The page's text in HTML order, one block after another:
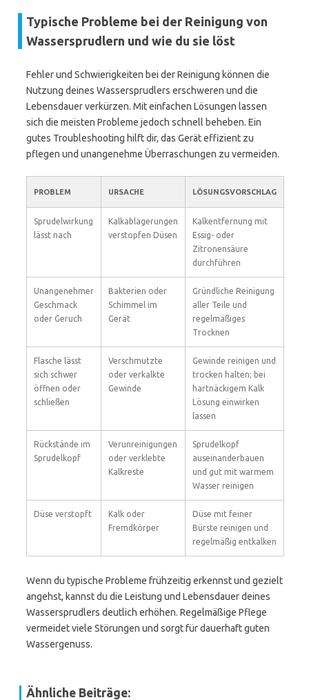
Typische Probleme bei der Reinigung von
Wassersprudlern und wie du sie löst
Fehler und Schwierigkeiten bei der Reinigung können die
Nutzung deines Wassersprudlers erschweren und die
Lebensdauer verkürzen. Mit einfachen Lösungen lassen
sich die meisten Probleme jedoch schnell beheben. Ein
gutes Troubleshooting hilft dir, das Gerät effizient zu
pflegen und unangenehme Überraschungen zu vermeiden.
PROBLEM URSACHE LÖSUNGSVORSCHLAG
Sprudelwirkung
lässt nach
Kalkablagerungen
verstopfen Düsen
Kalkentfernung mit
Essig- oder
Zitronensäure
durchführen
Unangenehmer
Geschmack
oder Geruch
Bakterien oder
Schimmel im
Gerät
Gründliche Reinigung
aller Teile und
regelmäßiges
Trocknen
Flasche lässt
sich schwer
öffnen oder
schließen
Verschmutzte
oder verkalkte
Gewinde
Gewinde reinigen und
trocken halten; bei
hartnäckigem Kalk
Lösung einwirken
lassen
Rückstände im
Sprudelkopf
Verunreinigungen
oder verklebte
Kalkreste
Sprudelkopf
auseinanderbauen
und gut mit warmem
Wasser reinigen
Düse verstopft
Kalk oder
Fremdkörper
Düse mit feiner
Bürste reinigen und
regelmäßig entkalken
Wenn du typische Probleme frühzeitig erkennst und gezielt
angehst, kannst du die Leistung und Lebensdauer deines
Wassersprudlers deutlich erhöhen. Regelmäßige Pflege
vermeidet viele Störungen und sorgt für dauerhaft guten
Wassergenuss.
Ähnliche Beiträge: